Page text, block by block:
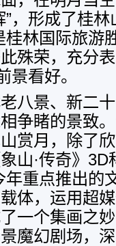
，形成了桂林
桂林国际旅游
殊荣，充分
景看好。
八景、新二
争睹的景致
赏月，除了
山·传奇》
年重点推出的
体，运用超
一个集画之
魔幻剧场，